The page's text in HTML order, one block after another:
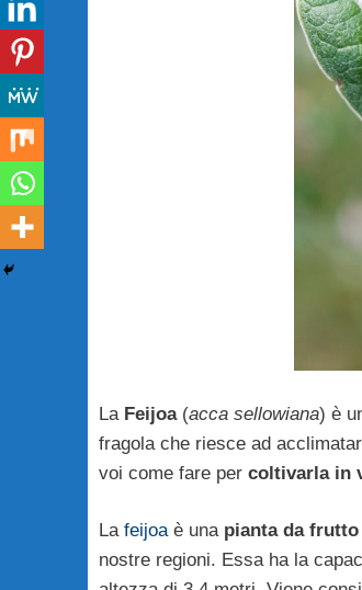
La Feijoa(acca sellowiana) è
fragola che riesce ad
voi come fare per coltivarla in
La feijoaè una pianta da frutto
nostre regioni. Essa ha la